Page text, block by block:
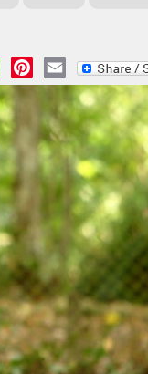
MessagePinterest
Email